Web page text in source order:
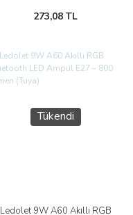
273,08 TL
Tükendi
Ledolet 9W A60 Akıllı RGB